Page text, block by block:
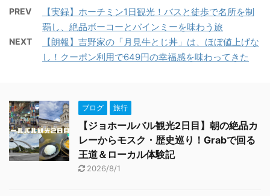
PREV
【実録】ホーチミン1日観光！バスと徒歩で名所を制
覇し、絶品ボーコーとバインミーを味わう旅
NEXT
【朗報】吉野家の「月見牛とじ丼」は、ほぼ値上げな
し！クーポン利用で649円の幸福感を味わってきた
ブログ 旅行
【ジョホールバル観光2日目】朝の絶品カ
レーからモスク・歴史巡り！Grabで回る
王道＆ローカル体験記
2026/8/1